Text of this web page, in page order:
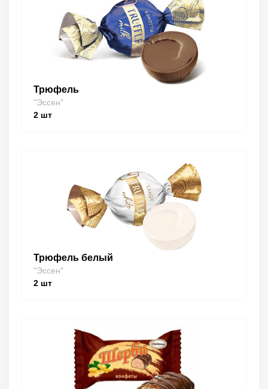
Трюфель
"Эссен"
2 шт
Трюфель белый
"Эссен"
2 шт